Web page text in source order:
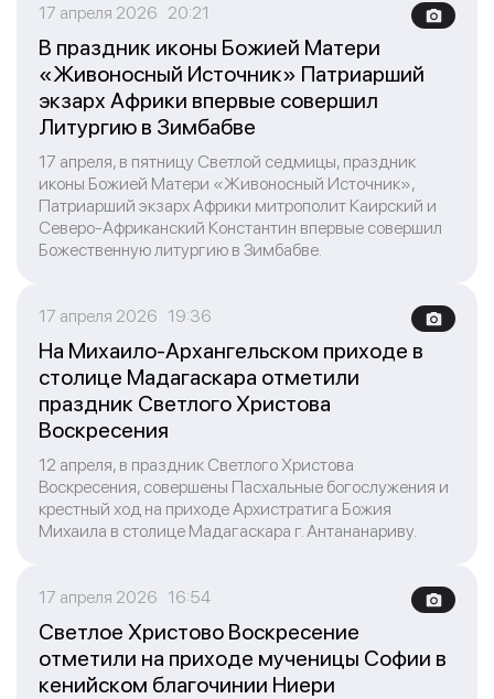
17 апреля 2026 20:21
В праздник иконы Божией Матери
«Живоносный Источник» Патриарший
экзарх Африки впервые совершил
Литургию в Зимбабве
17 апреля, в пятницу Светлой седмицы, праздник
иконы Божией Матери «Живоносный Источник»,
Патриарший экзарх Африки митрополит Каирский и
Северо-Африканский Константин впервые совершил
Божественную литургию в Зимбабве.
17 апреля 2026 19:36
На Михаило-Архангельском приходе в
столице Мадагаскара отметили
праздник Светлого Христова
Воскресения
12 апреля, в праздник Светлого Христова
Воскресения, совершены Пасхальные богослужения и
крестный ход на приходе Архистратига Божия
Михаила в столице Мадагаскара г. Антананариву.
17 апреля 2026 16:54
Светлое Христово Воскресение
отметили на приходе мученицы Софии в
кенийском благочинии Ниери